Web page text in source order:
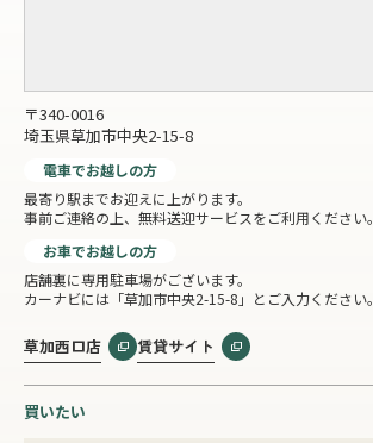
〒340-0016
埼玉県草加市中央2-15-8
電車でお越しの方
最寄り駅までお迎えに上がります。
事前ご連絡の上、無料送迎サービスをご利用ください。
お車でお越しの方
店舗裏に専用駐車場がございます。
カーナビには「草加市中央2-15-8」とご入力ください。
草加西口店 賃貸サイト
買いたい